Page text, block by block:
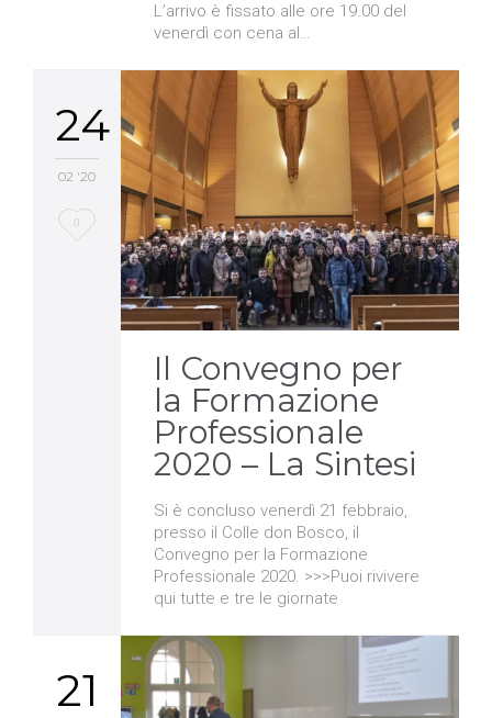
L’arrivo è fissato alle ore 19.00 del
venerdì con cena al…
24
02 '20
Love
0
Il Convegno per
la Formazione
Professionale
2020 – La Sintesi
Si è concluso venerdì 21 febbraio,
presso il Colle don Bosco, il
Convegno per la Formazione
Professionale 2020. >>>Puoi rivivere
qui tutte e tre le giornate
21